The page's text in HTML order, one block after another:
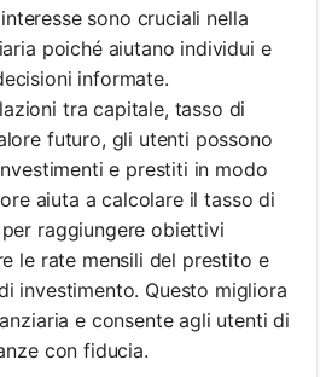
sono cruciali nella
poiché aiutano individui e
informate.
tra capitale, tasso di
futuro, gli utenti possono
e prestiti in modo
aiuta a calcolare il tasso di
raggiungere obiettivi
le rate mensili del prestito e
investimento. Questo migliora
e consente agli utenti di
con fiducia.